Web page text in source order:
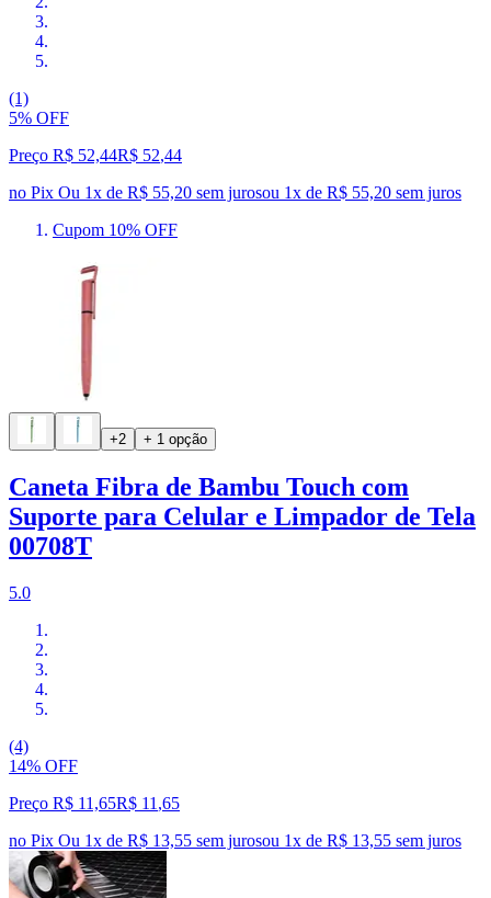
(1)
5% OFF
Preço R$ 52,44R$ 52,44
no Pix Ou 1x de R$ 55,20 sem jurosou 1x de R$ 55,20 sem juros
Cupom 10% OFF
+2 + 1 opção
Caneta Fibra de Bambu Touch com
Suporte para Celular e Limpador de Tela
00708T
5.0
(4)
14% OFF
Preço R$ 11,65R$ 11 ,65
no Pix Ou 1x de R$ 13,55 sem jurosou 1x de R$ 13,55 sem juros